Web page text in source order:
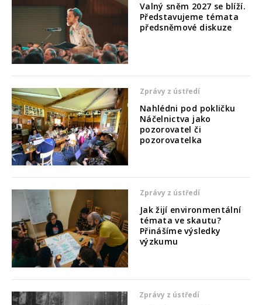
Valný sněm 2027 se blíží.
Představujeme témata
předsněmové diskuze
Zprávy z ústředí
Nahlédni pod pokličku
Náčelnictva jako
pozorovatel či
pozorovatelka
Zprávy z ústředí
Jak žijí environmentální
témata ve skautu?
Přinášíme výsledky
výzkumu
Zprávy z ústředí